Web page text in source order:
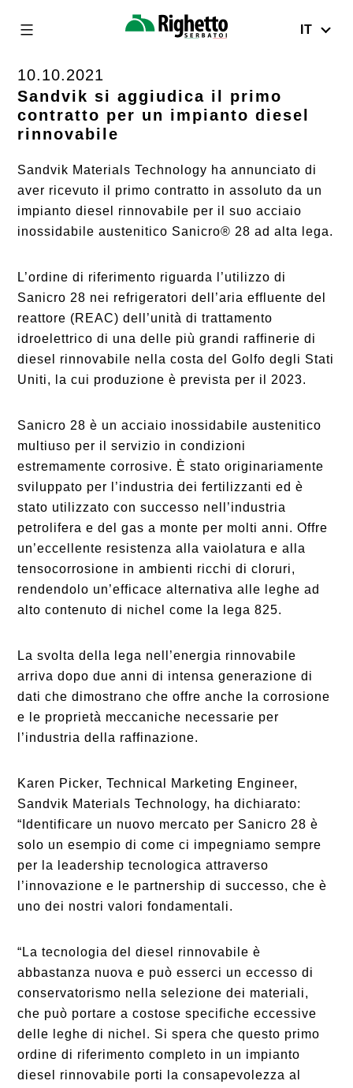
Skip
content
Righetto
IT
10.10.2021
Sandvik si aggiudica il primo
contratto per un impianto diesel
rinnovabile
Sandvik Materials Technology ha annunciato di
aver ricevuto il primo contratto in assoluto da un
impianto diesel rinnovabile per il suo acciaio
inossidabile austenitico Sanicro® 28 ad alta lega.
L’ordine di riferimento riguarda l’utilizzo di
Sanicro 28 nei refrigeratori dell’aria effluente del
reattore (REAC) dell’unità di trattamento
idroelettrico di una delle più grandi raffinerie di
diesel rinnovabile nella costa del Golfo degli Stati
Uniti, la cui produzione è prevista per il 2023.
Sanicro 28 è un acciaio inossidabile austenitico
multiuso per il servizio in condizioni
estremamente corrosive. È stato originariamente
sviluppato per l’industria dei fertilizzanti ed è
stato utilizzato con successo nell’industria
petrolifera e del gas a monte per molti anni. Offre
un’eccellente resistenza alla vaiolatura e alla
tensocorrosione in ambienti ricchi di cloruri,
rendendolo un’efficace alternativa alle leghe ad
alto contenuto di nichel come la lega 825.
La svolta della lega nell’energia rinnovabile
arriva dopo due anni di intensa generazione di
dati che dimostrano che offre anche la corrosione
e le proprietà meccaniche necessarie per
l’industria della raffinazione.
Karen Picker, Technical Marketing Engineer,
Sandvik Materials Technology, ha dichiarato:
“Identificare un nuovo mercato per Sanicro 28 è
solo un esempio di come ci impegniamo sempre
per la leadership tecnologica attraverso
l’innovazione e le partnership di successo, che è
uno dei nostri valori fondamentali.
“La tecnologia del diesel rinnovabile è
abbastanza nuova e può esserci un eccesso di
conservatorismo nella selezione dei materiali,
che può portare a costose specifiche eccessive
delle leghe di nichel. Si spera che questo primo
ordine di riferimento completo in un impianto
diesel rinnovabile porti la consapevolezza al